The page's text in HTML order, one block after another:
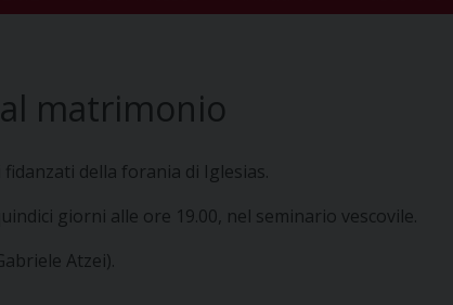
matrimonio
della forania di Iglesias.
giorni alle ore 19.00, nel seminario vescovile.
Atzei).